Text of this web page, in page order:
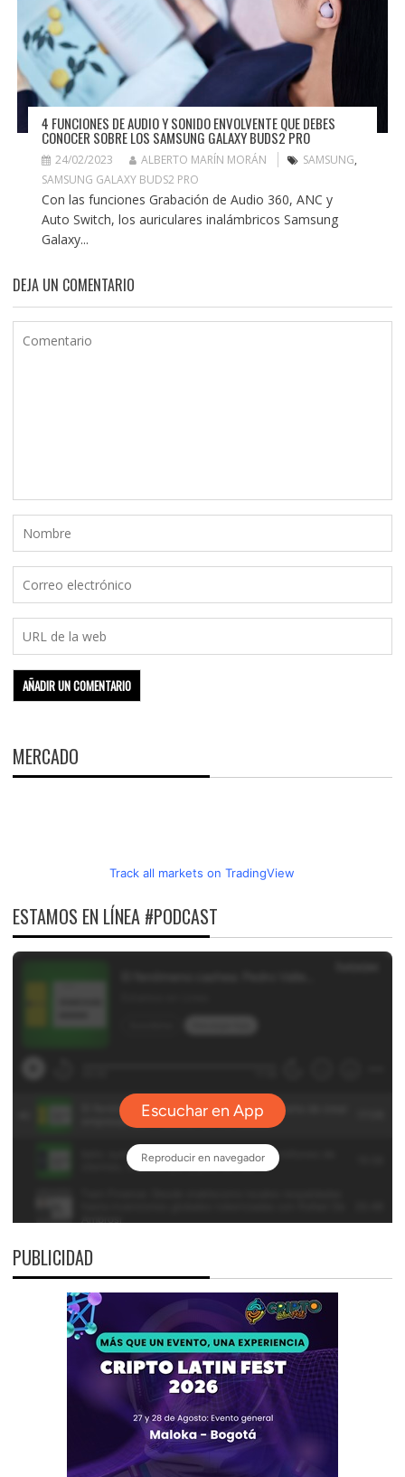
4 FUNCIONES DE AUDIO Y SONIDO ENVOLVENTE QUE DEBES
CONOCER SOBRE LOS SAMSUNG GALAXY BUDS2 PRO
24/02/2023 ALBERTO MARÍN MORÁN SAMSUNG,
SAMSUNG GALAXY BUDS2 PRO
Con las funciones Grabación de Audio 360, ANC y
Auto Switch, los auriculares inalámbricos Samsung
Galaxy...
DEJA UN COMENTARIO
MERCADO
Track all markets on TradingView
ESTAMOS EN LÍNEA #PODCAST
PUBLICIDAD